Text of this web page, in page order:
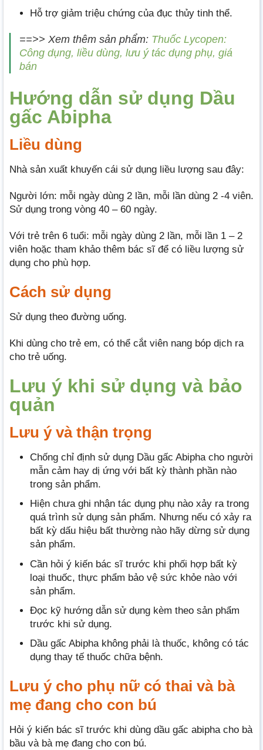
Hỗ trợ giảm triệu chứng của đục thủy tinh thể.
==>> Xem thêm sản phẩm: Thuốc Lycopen:
Công dụng, liều dùng, lưu ý tác dụng phụ, giá
bán
Hướng dẫn sử dụng Dầu
gấc Abipha
Liều dùng
Nhà sản xuất khuyến cái sử dụng liều lượng sau đây:
Người lớn: mỗi ngày dùng 2 lần, mỗi lần dùng 2 -4 viên.
Sử dụng trong vòng 40 – 60 ngày.
Với trẻ trên 6 tuổi: mỗi ngày dùng 2 lần, mỗi lần 1 – 2
viên hoặc tham khảo thêm bác sĩ để có liều lượng sử
dụng cho phù hợp.
Cách sử dụng
Sử dụng theo đường uống.
Khi dùng cho trẻ em, có thể cắt viên nang bóp dịch ra
cho trẻ uống.
Lưu ý khi sử dụng và bảo
quản
Lưu ý và thận trọng
Chống chỉ định sử dụng Dầu gấc Abipha cho người
mẫn cảm hay dị ứng với bất kỳ thành phần nào
trong sản phẩm.
Hiện chưa ghi nhận tác dụng phụ nào xảy ra trong
quá trình sử dụng sản phẩm. Nhưng nếu có xảy ra
bất kỳ dấu hiệu bất thường nào hãy dừng sử dụng
sản phẩm.
Cần hỏi ý kiến bác sĩ trước khi phối hợp bất kỳ
loại thuốc, thực phẩm bảo vệ sức khỏe nào với
sản phẩm.
Đọc kỹ hướng dẫn sử dụng kèm theo sản phẩm
trước khi sử dụng.
Dầu gấc Abipha không phải là thuốc, không có tác
dụng thay tế thuốc chữa bệnh.
Lưu ý cho phụ nữ có thai và bà
mẹ đang cho con bú
Hỏi ý kiến bác sĩ trước khi dùng dầu gấc abipha cho bà
bầu và bà mẹ đang cho con bú.